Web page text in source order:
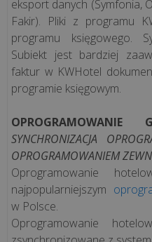
eksport danych (Symfonia,
Fakir). Pliki z programu
programu księgowego.
Subiekt jest bardziej
faktur w KWHotel
programie księgowym.
OPROGRAMOWANIE
SYNCHRONIZACJA
OPROGRAMOWANIEM
Oprogramowanie
najpopularniejszym
w Polsce.
Oprogramowanie